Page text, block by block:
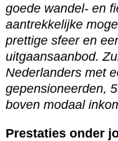
goede wandel- en
aantrekkelijke
prettige sfeer en
uitgaansaanbod.
Nederlanders met
gepensioneerden,
boven modaal
Prestaties onder